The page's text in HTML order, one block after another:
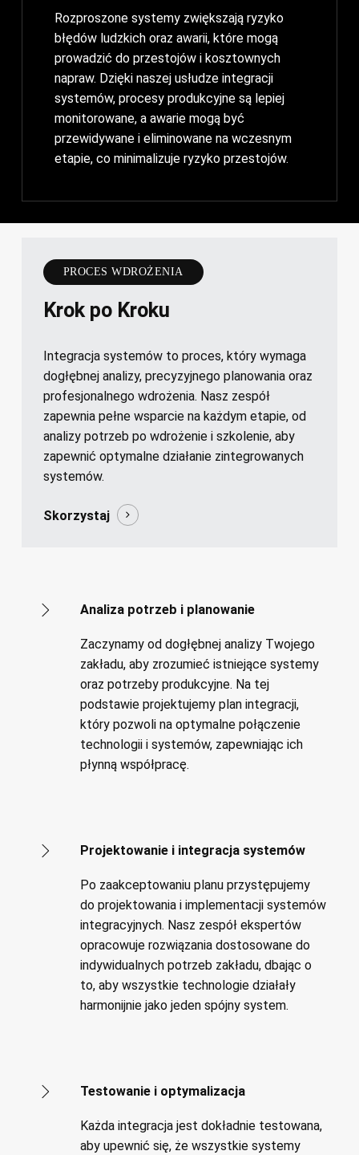
Rozproszone systemy zwiększają ryzyko
błędów ludzkich oraz awarii, które mogą
prowadzić do przestojów i kosztownych
napraw. Dzięki naszej usłudze integracji
systemów, procesy produkcyjne są lepiej
monitorowane, a awarie mogą być
przewidywane i eliminowane na wczesnym
etapie, co minimalizuje ryzyko przestojów.
PROCES WDROŻENIA
Krok po Kroku
Integracja systemów to proces, który wymaga
dogłębnej analizy, precyzyjnego planowania oraz
profesjonalnego wdrożenia. Nasz zespół
zapewnia pełne wsparcie na każdym etapie, od
analizy potrzeb po wdrożenie i szkolenie, aby
zapewnić optymalne działanie zintegrowanych
systemów.
Skorzystaj
Analiza potrzeb i planowanie
Zaczynamy od dogłębnej analizy Twojego
zakładu, aby zrozumieć istniejące systemy
oraz potrzeby produkcyjne. Na tej
podstawie projektujemy plan integracji,
który pozwoli na optymalne połączenie
technologii i systemów, zapewniając ich
płynną współpracę.
Projektowanie i integracja systemów
Po zaakceptowaniu planu przystępujemy
do projektowania i implementacji systemów
integracyjnych. Nasz zespół ekspertów
opracowuje rozwiązania dostosowane do
indywidualnych potrzeb zakładu, dbając o
to, aby wszystkie technologie działały
harmonijnie jako jeden spójny system.
Testowanie i optymalizacja
Każda integracja jest dokładnie testowana,
aby upewnić się, że wszystkie systemy